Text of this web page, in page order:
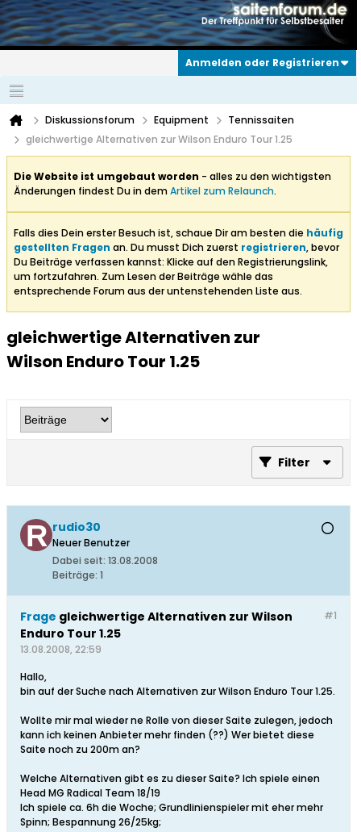
Anmelden oder Registrieren
Diskussionsforum Equipment
Tennissaiten
gleichwertige Alternativen zur Wilson Enduro Tour 1.25
Die Website ist umgebaut worden - alles zu den wichtigsten
Änderungen findest Du in demArtikel zum Relaunch.
Falls dies Dein erster Besuch ist, schaue Dir am besten die häufig
gestellten Fragen an. Du musst Dich zuerst registrieren, bevor
Du Beiträge verfassen kannst: Klicke auf den Registrierungslink,
um fortzufahren. Zum Lesen der Beiträge wähle das
entsprechende Forum aus der untenstehenden Liste aus.
gleichwertige Alternativen zur
Wilson Enduro Tour 1.25
Filter
rudio30
Neuer Benutzer
Dabei seit: 13.08.2008
Beiträge: 1
#1
Frage gleichwertige Alternativen zur Wilson
Enduro Tour 1.25
13.08.2008, 22:59
Hallo,
bin auf der Suche nach Alternativen zur Wilson Enduro Tour 1.25.
Wollte mir mal wieder ne Rolle von dieser Saite zulegen, jedoch
kann ich keinen Anbieter mehr finden (??) Wer bietet diese
Saite noch zu 200m an?
Welche Alternativen gibt es zu dieser Saite? Ich spiele einen
Head MG Radical Team 18/19
Ich spiele ca. 6h die Woche; Grundlinienspieler mit eher mehr
Spinn; Bespannung 26/25kg;